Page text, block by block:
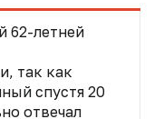
62-летней
так как
спустя 20
отвечал